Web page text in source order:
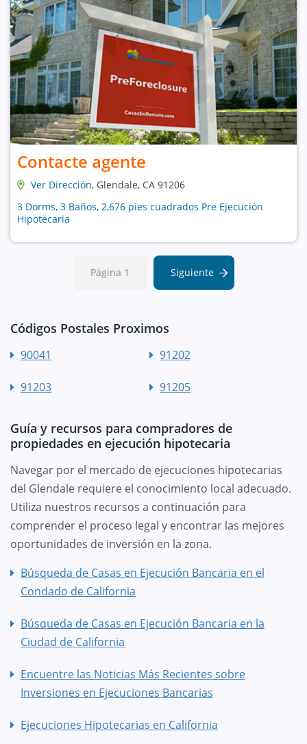
Contacte agente
Ver Dirección, Glendale, CA 91206
3 Dorms, 3 Baños, 2,676 pies cuadrados Pre Ejecución
Hipotecaria
Página 1 Siguiente
Códigos Postales Proximos
90041 91202
91203 91205
Guía y recursos para compradores de
propiedades en ejecución hipotecaria
Navegar por el mercado de ejecuciones hipotecarias
del Glendale requiere el conocimiento local adecuado.
Utiliza nuestros recursos a continuación para
comprender el proceso legal y encontrar las mejores
oportunidades de inversión en la zona.
Búsqueda de Casas en Ejecución Bancaria en el
Condado de California
Búsqueda de Casas en Ejecución Bancaria en la
Ciudad de California
Encuentre las Noticias Más Recientes sobre
Inversiones en Ejecuciones Bancarias
Ejecuciones Hipotecarias en California